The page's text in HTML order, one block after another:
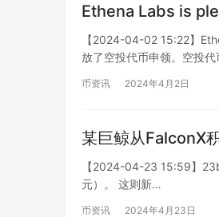
Ethena Labs is
【2024-04-02 15:22】
放了空投代币申领。空投
币资讯 2024年4月2日
某巨鲸从FalconX
【2024-04-23 15:59】
元）。 这则新…
币资讯 2024年4月23日